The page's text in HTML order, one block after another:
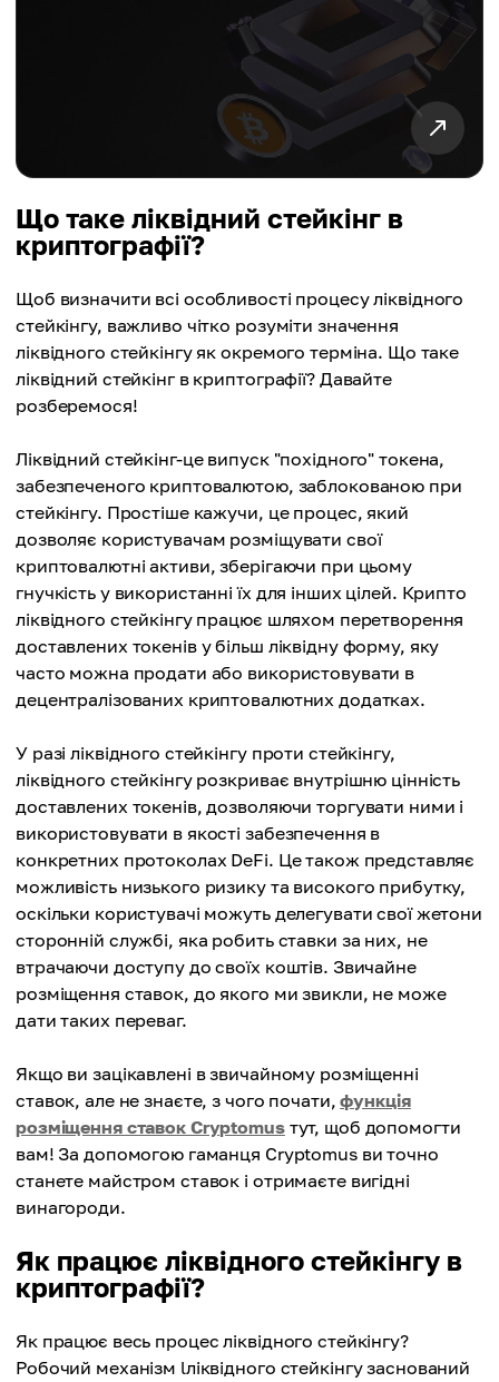
Що таке ліквідний стейкінг в
криптографії?
Щоб визначити всі особливості процесу ліквідного
стейкінгу, важливо чітко розуміти значення
ліквідного стейкінгу як окремого терміна. Що таке
ліквідний стейкінг в криптографії? Давайте
розберемося!
Ліквідний стейкінг-це випуск "похідного" токена,
забезпеченого криптовалютою, заблокованою при
стейкінгу. Простіше кажучи, це процес, який
дозволяє користувачам розміщувати свої
криптовалютні активи, зберігаючи при цьому
гнучкість у використанні їх для інших цілей. Крипто
ліквідного стейкінгу працює шляхом перетворення
доставлених токенів у більш ліквідну форму, яку
часто можна продати або використовувати в
децентралізованих криптовалютних додатках.
У разі ліквідного стейкінгу проти стейкінгу,
ліквідного стейкінгу розкриває внутрішню цінність
доставлених токенів, дозволяючи торгувати ними і
використовувати в якості забезпечення в
конкретних протоколах DeFi. Це також представляє
можливість низького ризику та високого прибутку,
оскільки користувачі можуть делегувати свої жетони
сторонній службі, яка робить ставки за них, не
втрачаючи доступу до своїх коштів. Звичайне
розміщення ставок, до якого ми звикли, не може
дати таких переваг.
Якщо ви зацікавлені в звичайному розміщенні
ставок, але не знаєте, з чого почати,функція
розміщення ставок Cryptomusтут, щоб допомогти
вам! За допомогою гаманця Cryptomus ви точно
станете майстром ставок і отримаєте вигідні
винагороди.
Як працює ліквідного стейкінгу в
криптографії?
Як працює весь процес ліквідного стейкінгу?
Робочий механізм lліквідного стейкінгу заснований